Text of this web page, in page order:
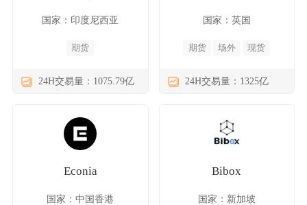
国家：印度尼西亚
期货
24H交易量：1075.79亿
国家：英国
期货 场外 现货
24H交易量：1325亿
Econia
国家：中国香港
Bibox
国家：新加坡